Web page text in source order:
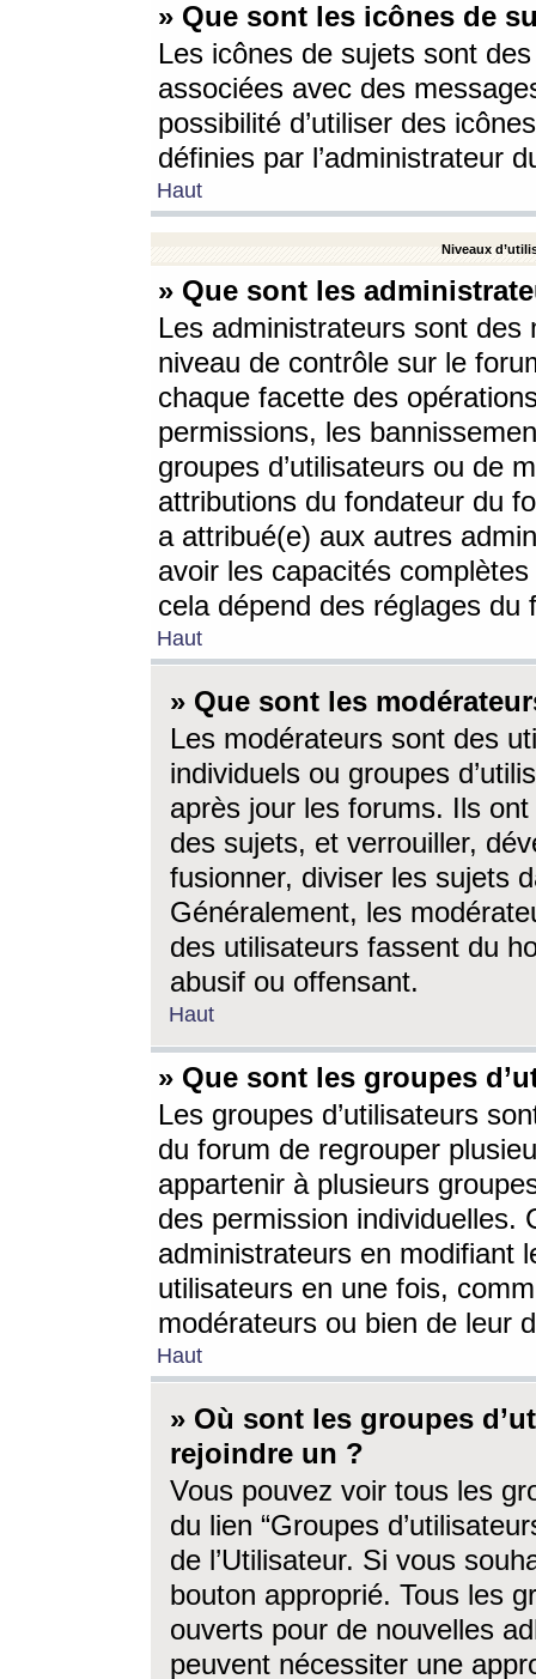
» Que sont les icônes de
Les icônes de sujets sont
associées avec des
possibilité d’utiliser des
définies par l’administrateur
Haut
Niveaux
» Que sont les
Les administrateurs sont
niveau de contrôle sur le
chaque facette des
permissions, les
groupes d’utilisateurs ou de
attributions du fondateur du
a attribué(e) aux autres
avoir les capacités
cela dépend des réglages du
Haut
» Que sont les
Les modérateurs sont des
individuels ou groupes
après jour les forums. Ils ont
des sujets, et verrouiller,
fusionner, diviser les sujets
Généralement, les
des utilisateurs fassent du
abusif ou offensant.
Haut
» Que sont les groupes
Les groupes d’utilisateurs
du forum de regrouper
appartenir à plusieurs
des permission individuelles.
administrateurs en modifiant
utilisateurs en une fois,
modérateurs ou bien de leur
Haut
» Où sont les groupes
rejoindre un ?
Vous pouvez voir tous les
du lien “Groupes
de l’Utilisateur. Si vous
bouton approprié. Tous les
ouverts pour de nouvelles
peuvent nécessiter une